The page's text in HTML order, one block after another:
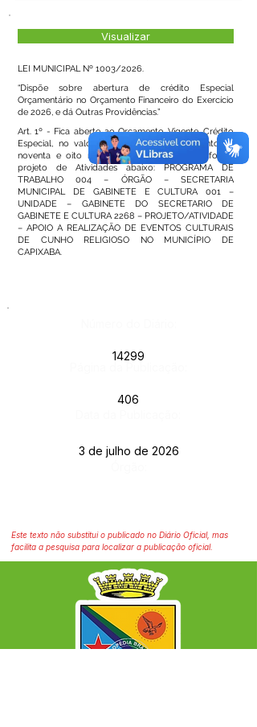
Visualizar
LEI MUNICIPAL Nº 1003/2026.
“Dispõe sobre abertura de crédito Especial
Orçamentário no Orçamento Financeiro do Exercício
de 2026, e dá Outras Providências.”
Art. 1º - Fica aberto ao Orçamento Vigente, Crédito
Especial, no valor de R$ 298.500,00 (duzentos e
noventa e oito mil e quinhentos reais), conforme
projeto de Atividades abaixo: PROGRAMA DE
TRABALHO 004 – ÓRGÃO – SECRETARIA
MUNICIPAL DE GABINETE E CULTURA 001 –
UNIDADE – GABINETE DO SECRETARIO DE
GABINETE E CULTURA 2268 – PROJETO/ATIVIDADE
– APOIO A REALIZAÇÃO DE EVENTOS CULTURAIS
DE CUNHO RELIGIOSO NO MUNICÍPIO DE
CAPIXABA.
14299
406
3 de julho de 2026
Este texto não substitui o publicado no Diário Oficial, mas
facilita a pesquisa para localizar a publicação oficial.